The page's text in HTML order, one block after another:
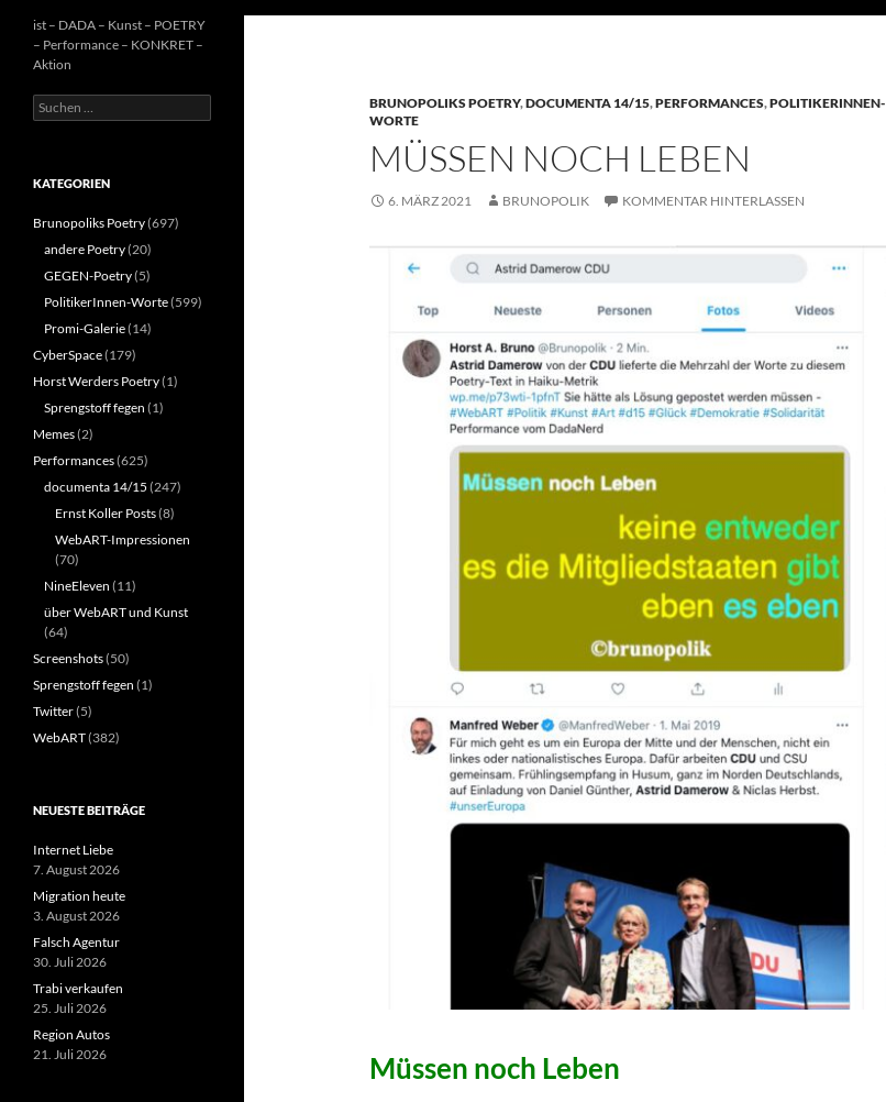
BRUNOPOLIKS POETRY,DOCUMENTA 14/15,PERFORMANCES,POLITIKERINNEN-
WORTE
MÜSSEN NOCH LEBEN
6. MÄRZ 2021 BRUNOPOLIK KOMMENTAR HINTERLASSEN
Müssen noch Leben
ist – DADA – Kunst – POETRY
– Performance – KONKRET –
Aktion
Suchen
nach:
KATEGORIEN
Brunopoliks Poetry(697)
andere Poetry(20)
GEGEN-Poetry(5)
PolitikerInnen-Worte(599)
Promi-Galerie(14)
CyberSpace(179)
Horst Werders Poetry(1)
Sprengstoff fegen (1)
Memes(2)
Performances(625)
documenta 14/15 (247)
Ernst Koller Posts(8)
WebART-Impressionen
(70)
NineEleven (11)
über WebART und Kunst
(64)
Screenshots(50)
Sprengstoff fegen (1)
Twitter(5)
WebART(382)
NEUESTE BEITRÄGE
Internet Liebe
7. August 2026
Migration heute
3. August 2026
Falsch Agentur
30. Juli 2026
Trabi verkaufen
25. Juli 2026
Region Autos
21. Juli 2026